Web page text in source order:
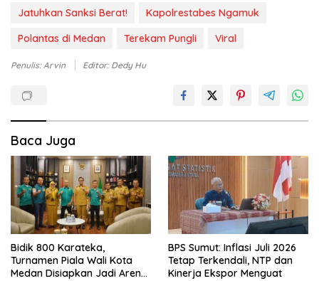
Jatuhkan Sanksi Berat!
Kapolrestabes Ngamuk
Polantas di Medan
Terekam Pungli Viral
Penulis: Arvin Editor: Dedy Hu
Baca Juga
Bidik 800 Karateka,
Turnamen Piala Wali Kota
Medan Disiapkan Jadi Arena
BPS Sumut: Inflasi Juli 2026
Tetap Terkendali, NTP dan
Kinerja Ekspor Menguat